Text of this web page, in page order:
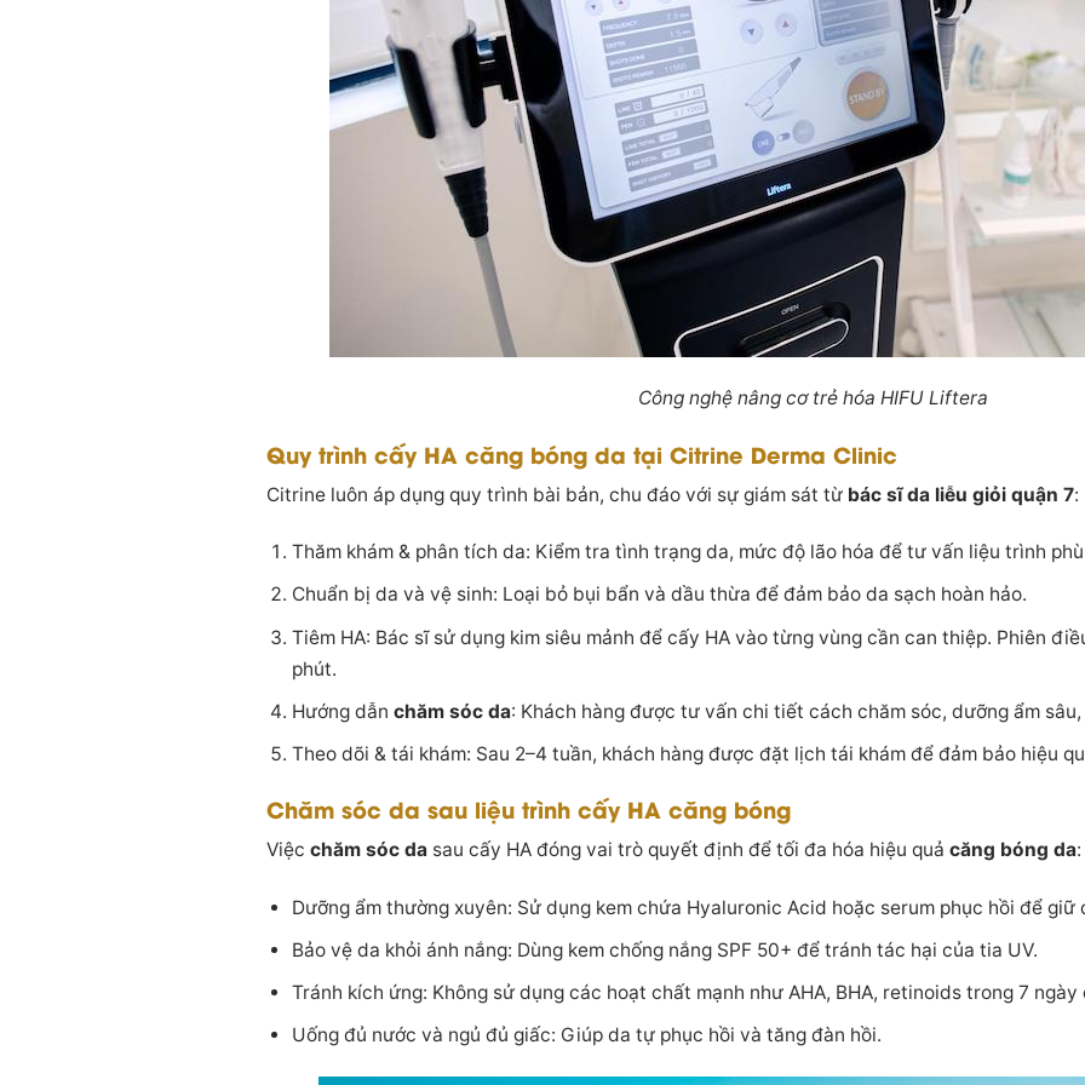
Công nghệ nâng cơ trẻ hóa HIFU Liftera
Quy trình cấy HA căng bóng da tại Citrine Derma Clinic
Citrine luôn áp dụng quy trình bài bản, chu đáo với sự giám sát từ bác sĩ da liễu giỏi quận 7:
Thăm khám & phân tích da: Kiểm tra tình trạng da, mức độ lão hóa để tư vấn liệu trình
Chuẩn bị da và vệ sinh: Loại bỏ bụi bẩn và dầu thừa để đảm bảo da sạch hoàn hảo.
Tiêm HA: Bác sĩ sử dụng kim siêu mảnh để cấy HA vào từng vùng cần can thiệp. Phiên
phút.
Hướng dẫn chăm sóc da: Khách hàng được tư vấn chi tiết cách chăm sóc, dưỡng ẩm
Theo dõi & tái khám: Sau 2–4 tuần, khách hàng được đặt lịch tái khám để đảm bảo hiệu
Chăm sóc da sau liệu trình cấy HA căng bóng
Việcchăm sóc da sau cấy HA đóng vai trò quyết định để tối đa hóa hiệu quảcăng bóng da:
Dưỡng ẩm thường xuyên: Sử dụng kem chứa Hyaluronic Acid hoặc serum phục hồi để giữ
Bảo vệ da khỏi ánh nắng: Dùng kem chống nắng SPF 50+ để tránh tác hại của tia UV.
Tránh kích ứng: Không sử dụng các hoạt chất mạnh như AHA, BHA, retinoids trong 7 ngày
Uống đủ nước và ngủ đủ giấc: Giúp da tự phục hồi và tăng đàn hồi.